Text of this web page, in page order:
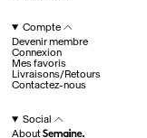
juil.. 25th
Ryan Gander
Newsletter
Inscrivez-vous pour
des nouveautés et du
Compte
Devenir membre
Connexion
Mes favoris
Livraisons/Retours
Contactez-nous
Social
About